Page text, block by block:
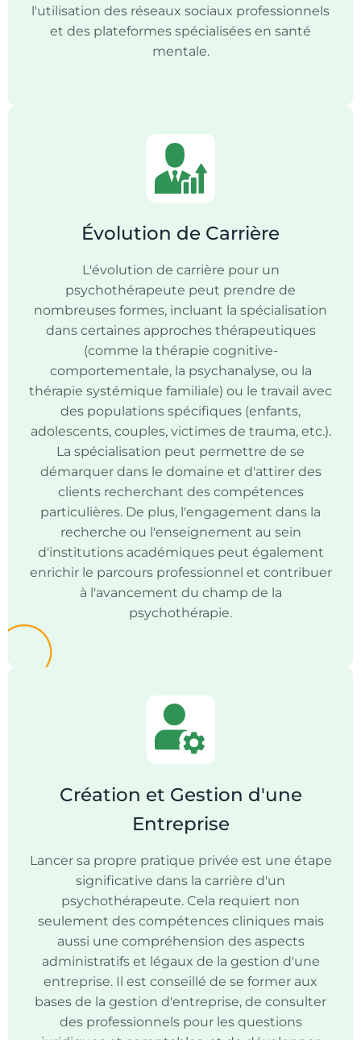
l'utilisation des réseaux sociaux professionnels
et des plateformes spécialisées en santé
mentale.
Évolution de Carrière
L'évolution de carrière pour un
psychothérapeute peut prendre de
nombreuses formes, incluant la spécialisation
dans certaines approches thérapeutiques
(comme la thérapie cognitive-
comportementale, la psychanalyse, ou la
thérapie systémique familiale) ou le travail avec
des populations spécifiques (enfants,
adolescents, couples, victimes de trauma, etc.).
La spécialisation peut permettre de se
démarquer dans le domaine et d'attirer des
clients recherchant des compétences
particulières. De plus, l'engagement dans la
recherche ou l'enseignement au sein
d'institutions académiques peut également
enrichir le parcours professionnel et contribuer
à l'avancement du champ de la
psychothérapie.
Création et Gestion d'une
Entreprise
Lancer sa propre pratique privée est une étape
significative dans la carrière d'un
psychothérapeute. Cela requiert non
seulement des compétences cliniques mais
aussi une compréhension des aspects
administratifs et légaux de la gestion d'une
entreprise. Il est conseillé de se former aux
bases de la gestion d'entreprise, de consulter
des professionnels pour les questions